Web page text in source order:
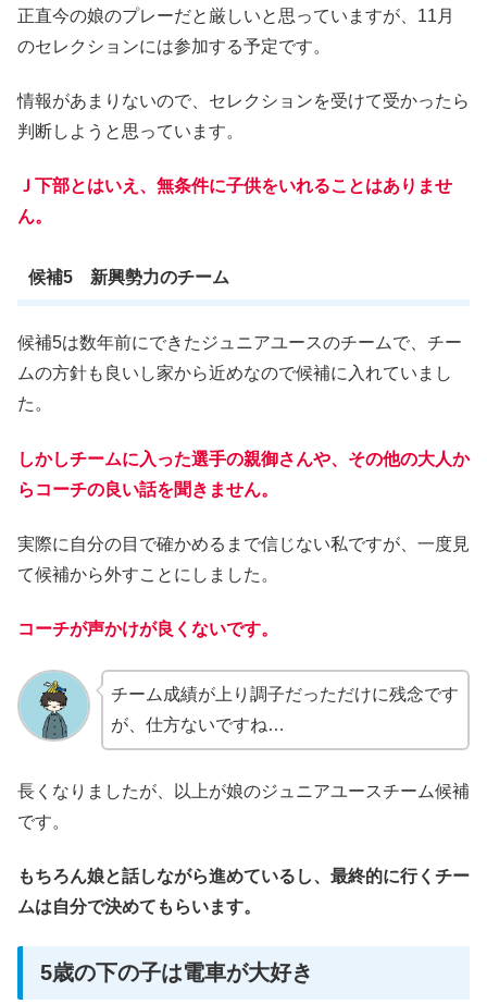
正直今の娘のプレーだと厳しいと思っていますが、11月
のセレクションには参加する予定です。
情報があまりないので、セレクションを受けて受かったら
判断しようと思っています。
Ｊ下部とはいえ、無条件に子供をいれることはありませ
ん。
候補5 新興勢力のチーム
候補5は数年前にできたジュニアユースのチームで、チー
ムの方針も良いし家から近めなので候補に入れていまし
た。
しかしチームに入った選手の親御さんや、その他の大人か
らコーチの良い話を聞きません。
実際に自分の目で確かめるまで信じない私ですが、一度見
て候補から外すことにしました。
コーチが声かけが良くないです。
チーム成績が上り調子だっただけに残念です
が、仕方ないですね…
長くなりましたが、以上が娘のジュニアユースチーム候補
です。
もちろん娘と話しながら進めているし、最終的に行くチー
ムは自分で決めてもらいます。
5歳の下の子は電車が大好き